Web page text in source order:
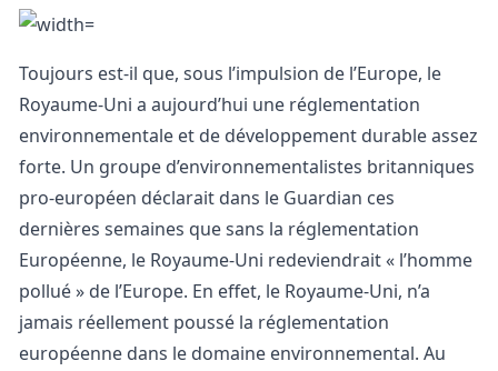
Toujours est-il que, sous l’impulsion de l’Europe, le
Royaume-Uni a aujourd’hui une réglementation
environnementale et de développement durable assez
forte. Un groupe d’environnementalistes britanniques
pro-européen déclarait dans le Guardian ces
dernières semaines que sans la réglementation
Européenne, le Royaume-Uni redeviendrait « l’homme
pollué » de l’Europe. En effet, le Royaume-Uni, n’a
jamais réellement poussé la réglementation
européenne dans le domaine environnemental. Au